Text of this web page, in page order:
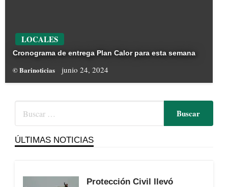
LOCALES
Cronograma de entrega Plan Calor para esta semana
© Barinoticias junio 24, 2024
ÚLTIMAS NOTICIAS
Protección Civil llevó